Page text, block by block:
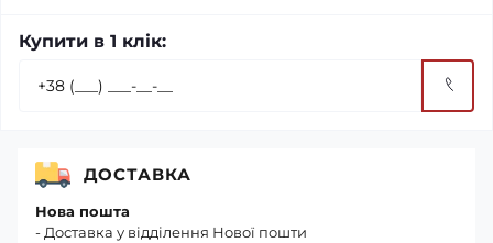
Купити в 1 клік:
ДОСТАВКА
Нова пошта
- Доставка у відділення Нової пошти